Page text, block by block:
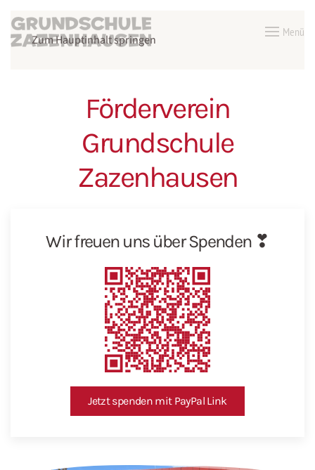
Zum Hauptinhalt springen
Menü
Förderverein
Grundschule
Zazenhausen
Wir freuen uns über Spenden ❣
Jetzt spenden mit PayPal Link